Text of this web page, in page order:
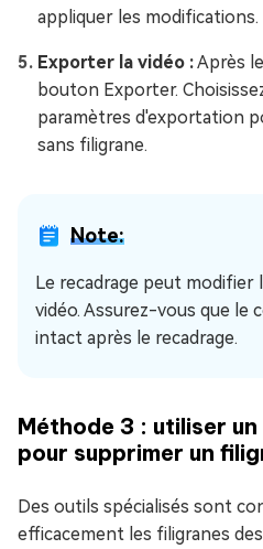
appliquer les modifications.
Exporter la vidéo :Après
bouton Exporter.
paramètres d'exportation
sans filigrane.
Note:
Le recadrage peut modifier
vidéo. Assurez-vous que le
intact après le recadrage.
Méthode 3 : utiliser
pour supprimer un
Des outils spécialisés sont
efficacement les filigranes